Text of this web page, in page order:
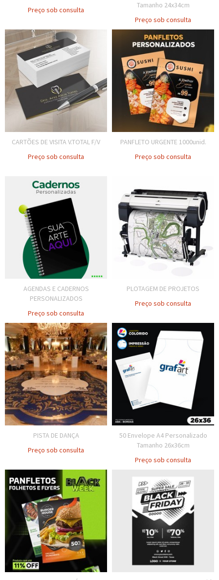
Preço sob consulta
Tamanho 24x34cm
Preço sob consulta
CARTÕES DE VISITA V.TOTAL F/V
Preço sob consulta
PANFLETO URGENTE 1000unid.
Preço sob consulta
AGENDAS E CADERNOS
PERSONALIZADOS
Preço sob consulta
PLOTAGEM DE PROJETOS
Preço sob consulta
PISTA DE DANÇA
Preço sob consulta
50 Envelope A4 Personalizado
Tamanho 26x36cm
Preço sob consulta